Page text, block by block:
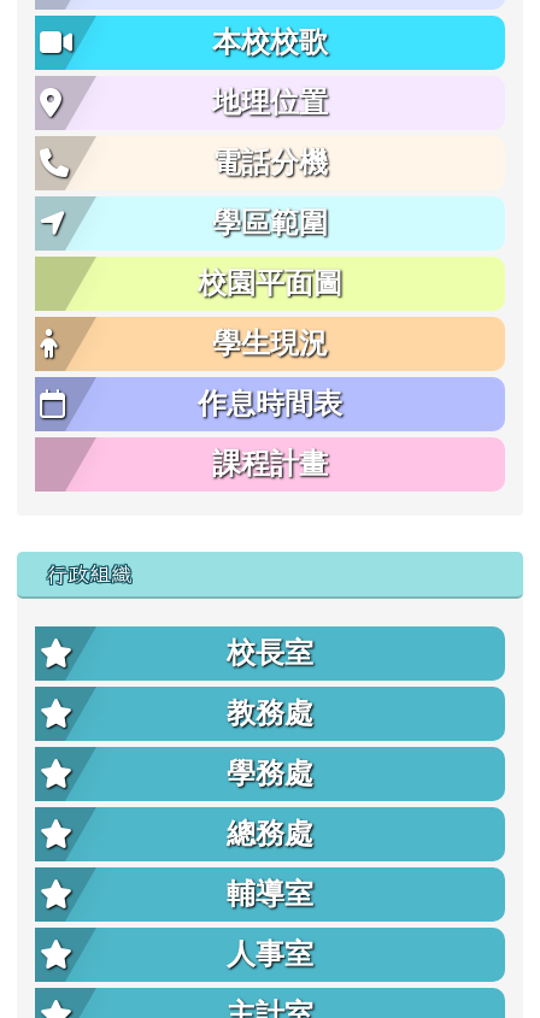
本校校歌
地理位置
電話分機
學區範圍
校園平面圖
學生現況
作息時間表
課程計畫
行政組織
校長室
教務處
學務處
總務處
輔導室
人事室